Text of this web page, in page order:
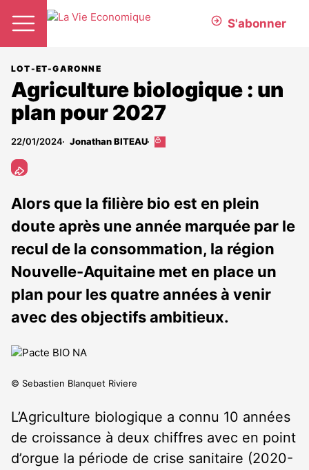
S'abonner
LOT-ET-GARONNE
Agriculture biologique : un
plan pour 2027
22/01/2024 Jonathan BITEAU
Cet
aux
abonnés
Alors que la filière bio est en plein
doute après une année marquée par le
recul de la consommation, la région
Nouvelle-Aquitaine met en place un
plan pour les quatre années à venir
avec des objectifs ambitieux.
© Sebastien Blanquet Riviere
L’Agriculture biologique a connu 10 années
de croissance à deux chiffres avec en point
d’orgue la période de crise sanitaire (2020-